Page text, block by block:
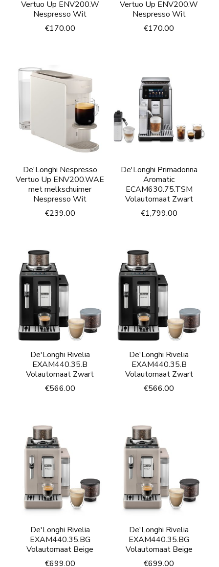
Vertuo Up ENV200.W
Nespresso Wit
€170.00
Vertuo Up ENV200.W
Nespresso Wit
€170.00
De'Longhi Nespresso
Vertuo Up ENV200.WAE
met melkschuimer
Nespresso Wit
€239.00
De'Longhi Primadonna
Aromatic
ECAM630.75.TSM
Volautomaat Zwart
€1,799.00
De'Longhi Rivelia
EXAM440.35.B
Volautomaat Zwart
€566.00
De'Longhi Rivelia
EXAM440.35.B
Volautomaat Zwart
€566.00
De'Longhi Rivelia
EXAM440.35.BG
Volautomaat Beige
€699.00
De'Longhi Rivelia
EXAM440.35.BG
Volautomaat Beige
€699.00